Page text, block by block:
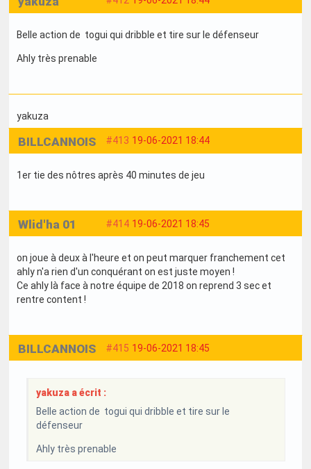
Belle action de togui qui dribble et tire sur le défenseur
Ahly très prenable
yakuza
#413 19-06-2021 18:44
BILLCANNOIS
1er tie des nôtres après 40 minutes de jeu
#414 19-06-2021 18:45
Wlid'ha 01
on joue à deux à l'heure et on peut marquer franchement cet
ahly n'a rien d'un conquérant on est juste moyen !
Ce ahly là face à notre équipe de 2018 on reprend 3 sec et
rentre content !
#415 19-06-2021 18:45
BILLCANNOIS
yakuza a écrit :
Belle action de togui qui dribble et tire sur le
défenseur
Ahly très prenable